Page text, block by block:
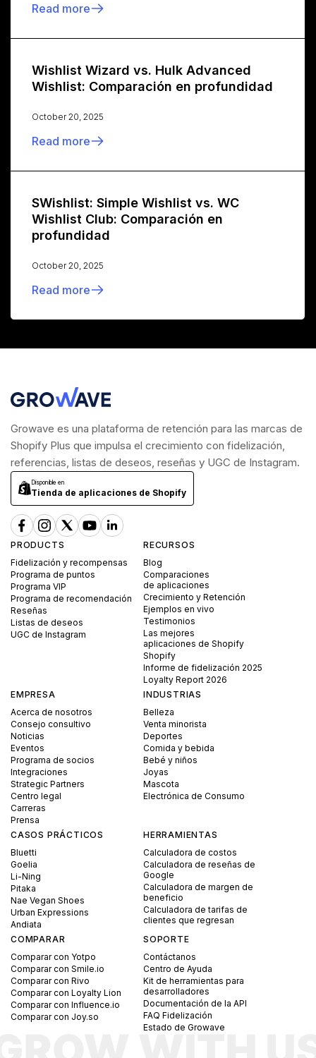
Read more
Wishlist Wizard vs. Hulk Advanced
Wishlist: Comparación en profundidad
October 20, 2025
Read more
SWishlist: Simple Wishlist vs. WC
Wishlist Club: Comparación en
profundidad
October 20, 2025
Read more
Growave es una plataforma de retención para las marcas de
Shopify Plus que impulsa el crecimiento con fidelización,
referencias, listas de deseos, reseñas y UGC de Instagram.
Disponible en
Tienda de aplicaciones de Shopify
PRODUCTS
Fidelización y recompensas
Programa de puntos
Programa VIP
Programa de recomendación
Reseñas
Listas de deseos
UGC de Instagram
RECURSOS
Blog
Comparaciones
de aplicaciones
Crecimiento y Retención
Ejemplos en vivo
Testimonios
Las mejores
aplicaciones de Shopify
Shopify
Informe de fidelización 2025
Loyalty Report 2026
EMPRESA
Acerca de nosotros
Consejo consultivo
Noticias
Eventos
Programa de socios
Integraciones
Strategic Partners
Centro legal
Carreras
Prensa
INDUSTRIAS
Belleza
Venta minorista
Deportes
Comida y bebida
Bebé y niños
Joyas
Mascota
Electrónica de Consumo
CASOS PRÁCTICOS
Bluetti
Goelia
Li-Ning
Pitaka
Nae Vegan Shoes
Urban Expressions
Andiata
HERRAMIENTAS
Calculadora de costos
Calculadora de reseñas de
Google
Calculadora de margen de
beneficio
Calculadora de tarifas de
clientes que regresan
COMPARAR
Comparar con Yotpo
Comparar con Smile.io
Comparar con Rivo
Comparar con Loyalty Lion
Comparar con Influence.io
Comparar con Joy.so
SOPORTE
Contáctanos
Centro de Ayuda
Kit de herramientas para
desarrolladores
Documentación de la API
FAQ Fidelización
Estado de Growave